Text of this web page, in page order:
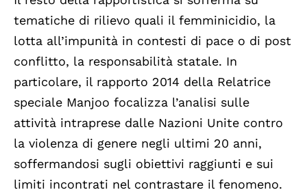
tematiche di rilievo quali il femminicidio, la
lotta all’impunità in contesti di pace o di post
conflitto, la responsabilità statale. In
particolare, il rapporto 2014 della Relatrice
speciale Manjoo focalizza l’analisi sulle
attività intraprese dalle Nazioni Unite contro
la violenza di genere negli ultimi 20 anni,
soffermandosi sugli obiettivi raggiunti e sui
limiti incontrati nel contrastare il fenomeno.